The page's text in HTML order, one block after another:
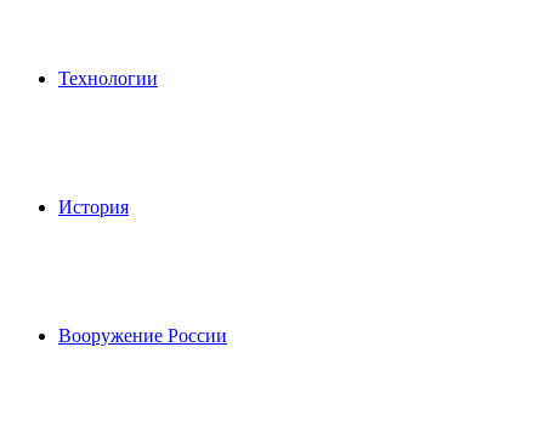
Технологии
История
Вооружение России